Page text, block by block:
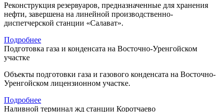
Реконструкция резервуаров, предназначенные для хранения
нефти, завершена на линейной производственно-
диспетчерской станции «Салават».
Подробнее
Подготовка газа и конденсата на Восточно-Уренгойском
участке
Объекты подготовки газа и газового конденсата на Восточно-
Уренгойском лицензионном участке.
Подробнее
Наливной терминал жд станции Коротчаево